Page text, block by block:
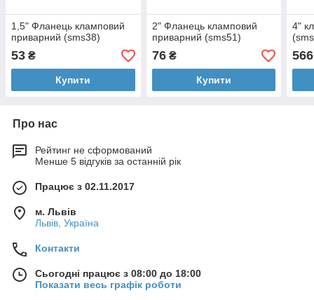
1,5" Фланець кламповий
приварний (sms38)
53 ₴
Купити
2" Фланець кламповий
приварний (sms51)
76₴
Купити
4"
566
Про нас
Рейтинг не сформований
Менше 5 відгуків за останній рік
Працює з 02.11.2017
м. Львів
Львів, Україна
Контакти
Сьогодні працює з 08:00 до 18:00
Показати весь графік роботи